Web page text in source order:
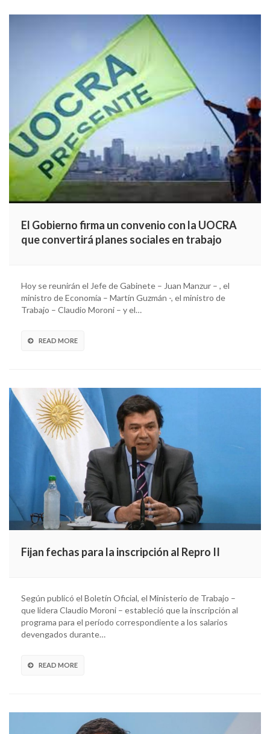
El Gobierno firma un convenio con la UOCRA
que convertirá planes sociales en trabajo
Hoy se reunirán el Jefe de Gabinete – Juan Manzur – , el
ministro de Economía – Martín Guzmán -, el ministro de
Trabajo – Claudio Moroni – y el…
READ MORE
Fijan fechas para la inscripción al Repro II
Según publicó el Boletín Oficial, el Ministerio de Trabajo –
que lidera Claudio Moroni – estableció que la inscripción al
programa para el período correspondiente a los salarios
devengados durante…
READ MORE